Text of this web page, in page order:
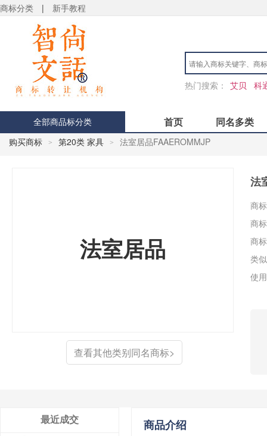
商标分类 | 新手教程
热门搜索： 艾贝 科
全部商品标分类 首页 同名多类
购买商标 > 第20类 家具 > 法室居品FAAEROMMJP
法室居品
FAAEROMMJP
查看其他类别同名商标>
法
商
商
商
类
使
最近成交
用户 S**3 购买 K***
用户 S**9 购买 停***
用户 S**0 购买 V***
用户 S**26 购买 图***
商品介绍